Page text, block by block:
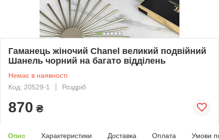
Гаманець жіночий Chanel великий подвійний
Шанель чорний на багато відділень
Немає в наявності
Код: 20529-1
Роздріб
870 ₴
Опис Характеристики Доставка Оплата Умови